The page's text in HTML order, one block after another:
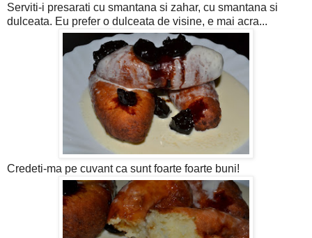
Serviti-i presarati cu smantana si zahar, cu smantana si
dulceata. Eu prefer o dulceata de visine, e mai acra...
Credeti-ma pe cuvant ca sunt foarte foarte buni!